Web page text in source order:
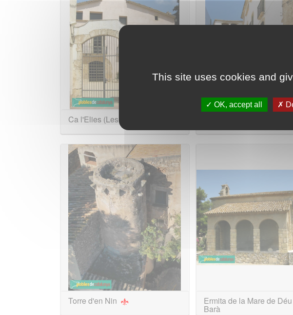
Ca l'Elies (Les Monges)
Torre d'en Nin Ermita de la Mare de
Barà
This site uses cookies and
OK, accept all